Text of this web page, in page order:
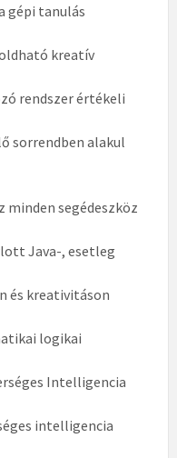
gépi tanulás
kreatív
rendszer értékeli
sorrendben alakul
minden segédeszköz
Java-, esetleg
és kreativitáson
logikai
Intelligencia
intelligencia